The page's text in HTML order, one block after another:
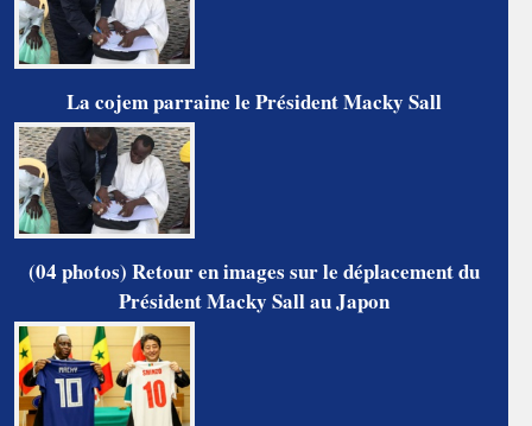
La cojem parraine le Président Macky Sall
(04 photos) Retour en images sur le déplacement du
Président Macky Sall au Japon